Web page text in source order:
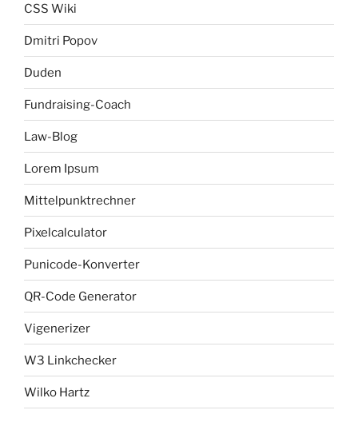
CSS Wiki
Dmitri Popov
Duden
Fundraising-Coach
Law-Blog
Lorem Ipsum
Mittelpunktrechner
Pixelcalculator
Punicode-Konverter
QR-Code Generator
Vigenerizer
W3 Linkchecker
Wilko Hartz